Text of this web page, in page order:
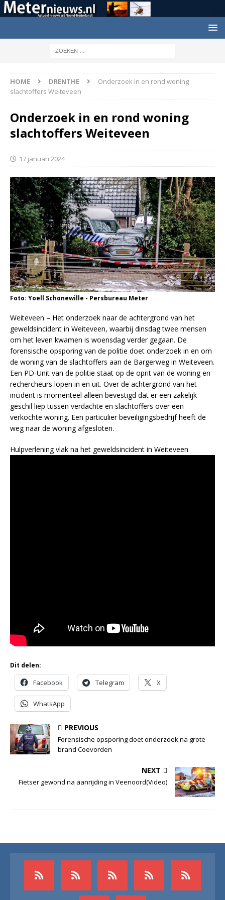
HOME DRENTHE
Onderzoek in en rond woning
slachtoffers Weiteveen
Onderzoek in en rond woning
slachtoffers Weiteveen
17 januari 2024
Foto: Yoell Schonewille - Persbureau Meter
Weiteveen – Het onderzoek naar de achtergrond van het
geweldsincident in Weiteveen, waarbij dinsdag twee mensen
om het leven kwamen is woensdag verder gegaan. De
forensische opsporing van de politie doet onderzoek in en om
de woning van de slachtoffers aan de Bargerweg in Weiteveen.
Een PD-Unit van de politie staat op de oprit van de woning en
rechercheurs lopen in en uit. Over de achtergrond van het
incident is momenteel alleen bevestigd dat er een zakelijk
geschil liep tussen verdachte en slachtoffers over een
verkochte woning. Een particulier beveiligingsbedrijf heeft de
weg naar de woning afgesloten.
Hulpverlening vlak na het geweldsincident in Weiteveen
Dit delen:
Facebook Telegram X
WhatsApp
PREVIOUS
Forensische opsporing doet onderzoek na grote
brand Coevorden
NEXT
Fietser gewond na aanrijding in Veenoord(Video)